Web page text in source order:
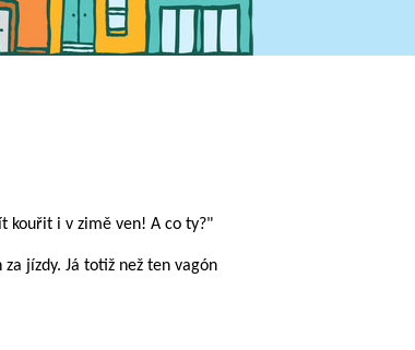
kouřit i v zimě ven! A co ty?"
jízdy. Já totiž než ten vagón